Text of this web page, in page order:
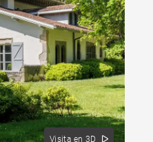
Visita en 3D